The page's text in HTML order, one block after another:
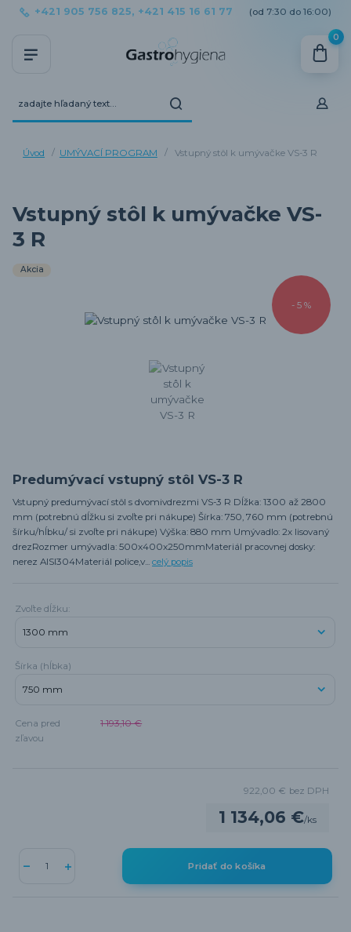
+421 905 756 825, +421 415 16 61 77 (od 7:30 do 16:00)
0
Úvod UMÝVACÍ PROGRAM Vstupný stôl k umývačke VS-3 R
Vstupný stôl k umývačke VS-
3 R
Akcia
- 5 %
Predumývací vstupný stôl VS-3 R
Vstupný predumývací stôl s dvomivdrezmi VS-3 R Dĺžka: 1300 až 2800
mm (potrebnú dĺžku si zvoľte pri nákupe) Šírka: 750, 760 mm (potrebnú
šírku/hĺbku/ si zvoľte pri nákupe) Výška: 880 mm Umývadlo: 2x lisovaný
drezRozmer umývadla: 500x400x250mmMateriál pracovnej dosky:
nerez AISI304Materiál police,v... celý popis
Zvoľte dĺžku:
Šírka (hĺbka)
Cena pred
zľavou
1 193,10 €
1 134,06 €/ks
922,00 € bez DPH
Pridať do košíka